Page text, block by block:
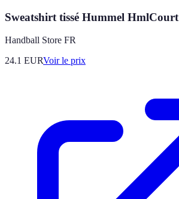
Sweatshirt tissé Hummel HmlCourt
Handball Store FR
24.1 EURVoir le prix